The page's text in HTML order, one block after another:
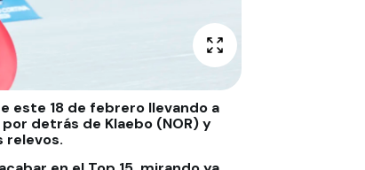
este 18 de febrero llevando a
detrás de Klaebo (NOR) y
relevos.